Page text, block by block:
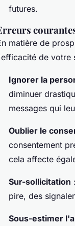
futures.
matière de
de votre
Ignorer la
diminuer
messages qui
Oublier le
consentement
cela affecte
Sur-sollicitation
pire, des
Sous-estimer